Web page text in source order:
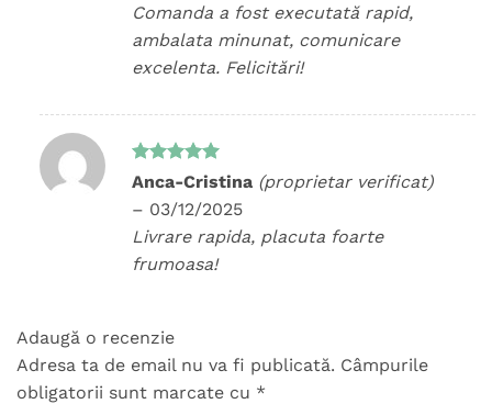
Comanda a fost executată rapid,
ambalata minunat, comunicare
excelenta. Felicitări!
Evaluat la
Anca-Cristina (proprietar verificat)
– 03/12/2025
Livrare rapida, placuta foarte
frumoasa!
Adaugă o recenzie
Adresa ta de email nu va fi publicată. Câmpurile
obligatorii sunt marcate cu *